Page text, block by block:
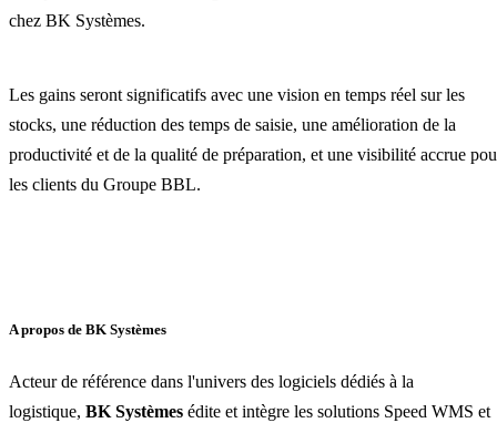
chez BK Systèmes.
Les gains seront significatifs avec une vision en temps réel sur les
stocks, une réduction des temps de saisie, une amélioration de la
productivité et de la qualité de préparation, et une visibilité accrue
les clients du Groupe BBL.
A propos de BK Systèmes
Acteur de référence dans l'univers des logiciels dédiés à la
logistique, BK Systèmes édite et intègre les solutions Speed WMS et